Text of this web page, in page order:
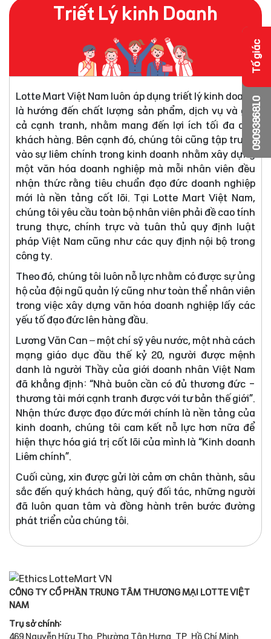
Triết Lý kinh Doanh
Lotte Mart Việt Nam luôn áp dụng triết lý kinh doanh
là hướng đến chất lượng sản phẩm, dịch vụ và giá
cả cạnh tranh, nhằm mang đến lợi ích tối đa cho
khách hàng. Bên cạnh đó, chúng tôi cũng tập trung
vào sự liêm chính trong kinh doanh nhằm xây dựng
một văn hóa doanh nghiệp mà mỗi nhân viên đều
nhận thức rằng tiêu chuẩn đạo đức doanh nghiệp
mới là nền tảng cốt lõi. Tại Lotte Mart Việt Nam,
chúng tôi yêu cầu toàn bộ nhân viên phải đề cao tính
trung thực, chính trực và tuân thủ quy định luật
pháp Việt Nam cũng như các quy định nội bộ trong
công ty.
Theo đó, chúng tôi luôn nỗ lực nhằm có được sự ủng
hộ của đội ngũ quản lý cũng như toàn thể nhân viên
trong việc xây dựng văn hóa doanh nghiệp lấy các
yếu tố đạo đức lên hàng đầu.
Lương Văn Can – một chí sỹ yêu nước, một nhà cách
mạng giáo dục đầu thế kỷ 20, người được mệnh
danh là người Thầy của giới doanh nhân Việt Nam
đã khẳng định: “Nhà buôn cần có đủ thương đức -
thương tài mới cạnh tranh được với tư bản thế giới”.
Nhận thức được đạo đức mới chính là nền tảng của
kinh doanh, chúng tôi cam kết nỗ lực hơn nữa để
hiện thực hóa giá trị cốt lõi của mình là “Kinh doanh
Liêm chính”.
Cuối cùng, xin được gửi lời cảm ơn chân thành, sâu
sắc đến quý khách hàng, quý đối tác, những người
đã luôn quan tâm và đồng hành trên bước đường
phát triển của chúng tôi.
CÔNG TY CỔ PHẦN TRUNG TÂM THƯƠNG MẠI LOTTE VIỆT
NAM
Trụ sở chính:
469 Nguyễn Hữu Thọ, Phường Tân Hưng, TP. Hồ Chí Minh
0909386810
Tố giác